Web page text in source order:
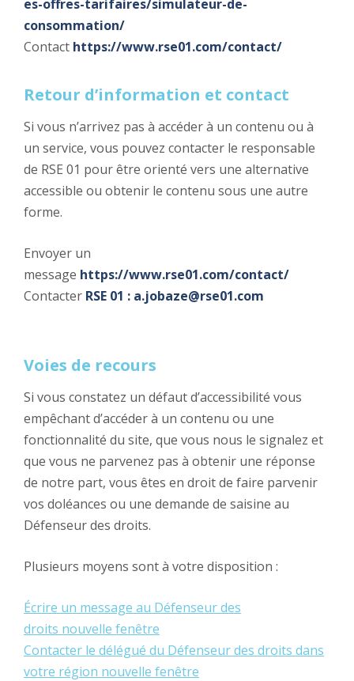
es-offres-tarifaires/simulateur-de-
consommation/
Contact https://www.rse01.com/contact/
Retour d’information et contact
Si vous n’arrivez pas à accéder à un contenu ou à
un service, vous pouvez contacter le responsable
de RSE 01 pour être orienté vers une alternative
accessible ou obtenir le contenu sous une autre
forme.
Envoyer un
message https://www.rse01.com/contact/
Contacter RSE 01 : a.jobaze@rse01.com
Voies de recours
Si vous constatez un défaut d’accessibilité vous
empêchant d’accéder à un contenu ou une
fonctionnalité du site, que vous nous le signalez et
que vous ne parvenez pas à obtenir une réponse
de notre part, vous êtes en droit de faire parvenir
vos doléances ou une demande de saisine au
Défenseur des droits.
Plusieurs moyens sont à votre disposition :
Écrire un message au Défenseur des
droits nouvelle fenêtre
Contacter le délégué du Défenseur des droits dans
votre région nouvelle fenêtre